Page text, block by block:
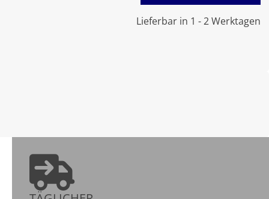
Lieferbar in 1 - 2 Werktagen